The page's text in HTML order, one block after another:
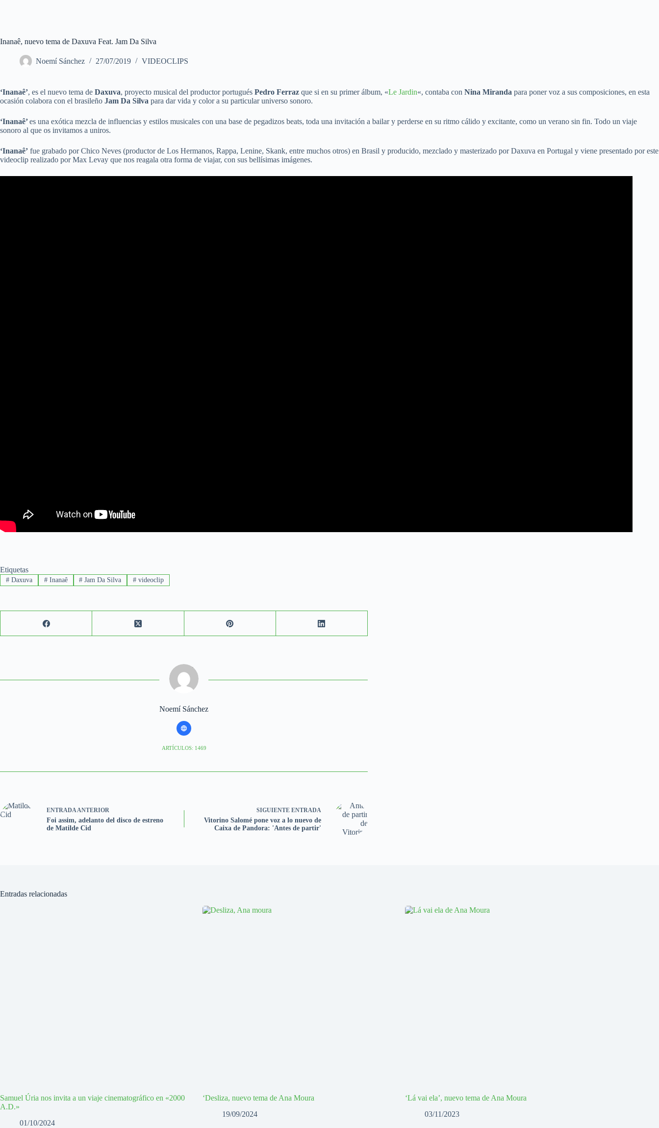
Inanaê, nuevo tema de Daxuva Feat. Jam Da Silva
Noemí Sánchez 27/07/2019 VIDEOCLIPS
‘Inanaê’, es el nuevo tema de Daxuva, proyecto musical del productor portugués Pedro Ferraz que si en su primer álbum, «Le Jardin«, contaba con Nina Miranda para poner voz a sus composiciones, en esta
ocasión colabora con el brasileño Jam Da Silva para dar vida y color a su particular universo sonoro.
‘Inanaê’es una exótica mezcla de influencias y estilos musicales con una base de pegadizos beats, toda una invitación a bailar y perderse en su ritmo cálido y excitante, como un verano sin fin. Todo un viaje
sonoro al que os invitamos a uniros.
‘Inanaê’ fue grabado por Chico Neves (productor de Los Hermanos, Rappa, Lenine, Skank, entre muchos otros) en Brasil y producido, mezclado y masterizado por Daxuva en Portugal y viene presentado por este
videoclip realizado por Max Levay que nos reagala otra forma de viajar, con sus bellísimas imágenes.
Etiquetas
#Daxuva #Inanaê # Jam Da Silva # videoclip
Noemí Sánchez
ARTÍCULOS: 1469
ENTRADA ANTERIOR
Foi assim, adelanto del disco de estreno
de Matilde Cid
SIGUIENTE ENTRADA
Vitorino Salomé pone voz a lo nuevo de
Caixa de Pandora: 'Antes de partir'
Entradas relacionadas
Samuel Úria nos invita a un viaje cinematográfico en «2000
A.D.»
01/10/2024
‘Desliza, nuevo tema de Ana Moura
19/09/2024
‘Lá vai ela’, nuevo tema de Ana Moura
03/11/2023